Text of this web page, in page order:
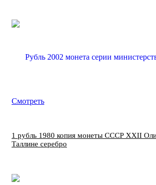
Смотреть
1 рубль 1980 копия монеты СССР XXII
Таллине серебро